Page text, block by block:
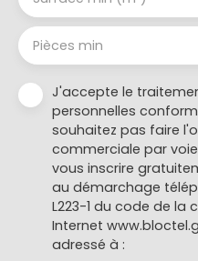
Pièces min
J'accepte le
personnelles
souhaitez pas faire
commerciale par
vous inscrire
au démarchage
L223-1 du code de la
Internet
adressé à :